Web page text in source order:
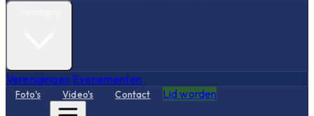
Verenigingen Evenementen
Foto's Video's Contact Lid worden